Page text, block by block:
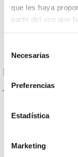
que les haya
partir del uso que
consentimiento
Necesarias
Preferencias
Estadística
Marketing
Opening angle
Housing and